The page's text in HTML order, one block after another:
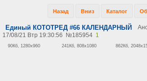
Назад Вниз Каталог
Единый КОТОТРЕД #66 КАЛЕНДАРНЫЙ
17/08/21 Втр 19:30:56
№185954 1
90Кб, 1280x960 241Кб, 808x1080 862Кб,